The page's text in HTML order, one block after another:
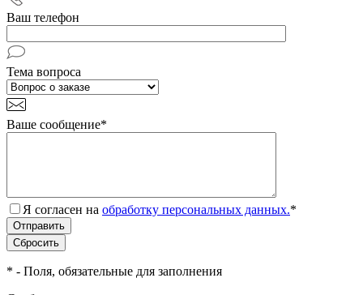
Ваш телефон
Тема вопроса
Ваше сообщение*
Я согласен на обработку персональных данных.*
* - Поля, обязательные для заполнения